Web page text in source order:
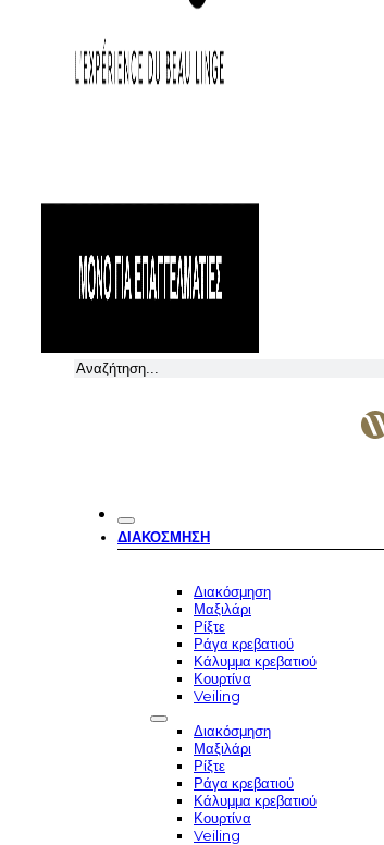
Αναζήτηση
ΔΙΑΚΌΣΜΗΣΗ
Διακόσμηση
Μαξιλάρι
Ρίξτε
Ράγα κρεβατιού
Κάλυμμα κρεβατιού
Κουρτίνα
Veiling
Διακόσμηση
Μαξιλάρι
Ρίξτε
Ράγα κρεβατιού
Κάλυμμα κρεβατιού
Κουρτίνα
Veiling